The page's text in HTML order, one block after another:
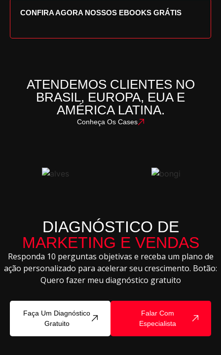
CONFIRA AGORA NOSSOS EBOOKS GRÁTIS
ATENDEMOS CLIENTES NO
BRASIL, EUROPA, EUA E
AMÉRICA LATINA.
Conheça Os Cases
DIAGNÓSTICO DE
MARKETING E VENDAS
Responda 10 perguntas objetivas e receba um plano de
ação personalizado para acelerar seu crescimento. Botão:
Quero fazer meu diagnóstico gratuito
Faça Um Diagnóstico
Gratuito
Falar Com
Especialista